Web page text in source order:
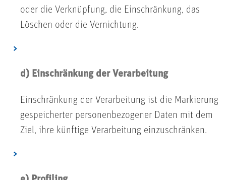
oder die Verknüpfung, die Einschränkung, das
Löschen oder die Vernichtung.
d) Einschränkung der Verarbeitung
Einschränkung der Verarbeitung ist die Markierung
gespeicherter personenbezogener Daten mit dem
Ziel, ihre künftige Verarbeitung einzuschränken.